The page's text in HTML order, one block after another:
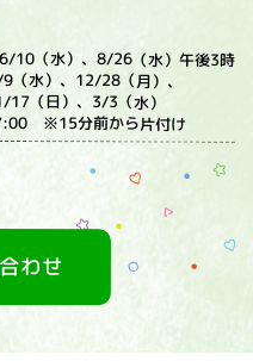
10（水）、8/26（水）午後3時
水）、12/28（月）、
（日）、3/3（水）
※15分前から片付け
わせ